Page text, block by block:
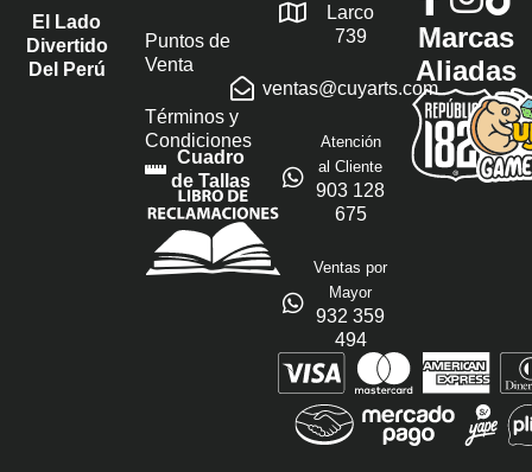
El Lado
Divertido
Del Perú
Puntos de
Venta
Términos y
Condiciones
Cuadro
de Tallas
Larco
739
ventas@cuyarts.com
Atención
al Cliente
903 128
675
Ventas por
Mayor
932 359
494
Marcas
Aliadas